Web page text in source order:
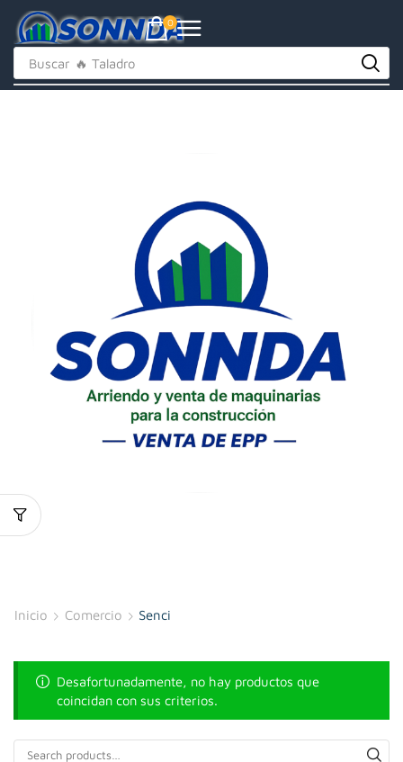
0
Buscar 🔥 Taladro
Inicio Comercio Senci
Desafortunadamente, no hay productos que
coincidan con sus criterios.